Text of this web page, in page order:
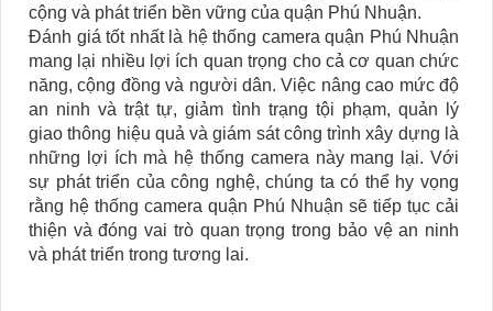
cộng và phát triển bền vững của quận Phú Nhuận.
Đánh giá tốt nhất là hệ thống camera quận Phú Nhuận
mang lại nhiều lợi ích quan trọng cho cả cơ quan chức
năng, cộng đồng và người dân. Việc nâng cao mức độ
an ninh và trật tự, giảm tình trạng tội phạm, quản lý
giao thông hiệu quả và giám sát công trình xây dựng là
những lợi ích mà hệ thống camera này mang lại. Với
sự phát triển của công nghệ, chúng ta có thể hy vọng
rằng hệ thống camera quận Phú Nhuận sẽ tiếp tục cải
thiện và đóng vai trò quan trọng trong bảo vệ an ninh
và phát triển trong tương lai.